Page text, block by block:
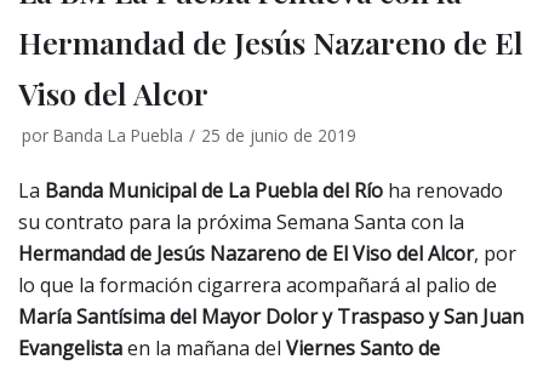
Hermandad de Jesús Nazareno de El
Viso del Alcor
por Banda La Puebla 25 de junio de 2019
La Banda Municipal de La Puebla del Río ha renovado
su contrato para la próxima Semana Santa con la
Hermandad de Jesús Nazareno de El Viso del Alcor, por
lo que la formación cigarrera acompañará al palio de
María Santísima del Mayor Dolor y Traspaso y San Juan
Evangelistaen la mañana del Viernes Santo de